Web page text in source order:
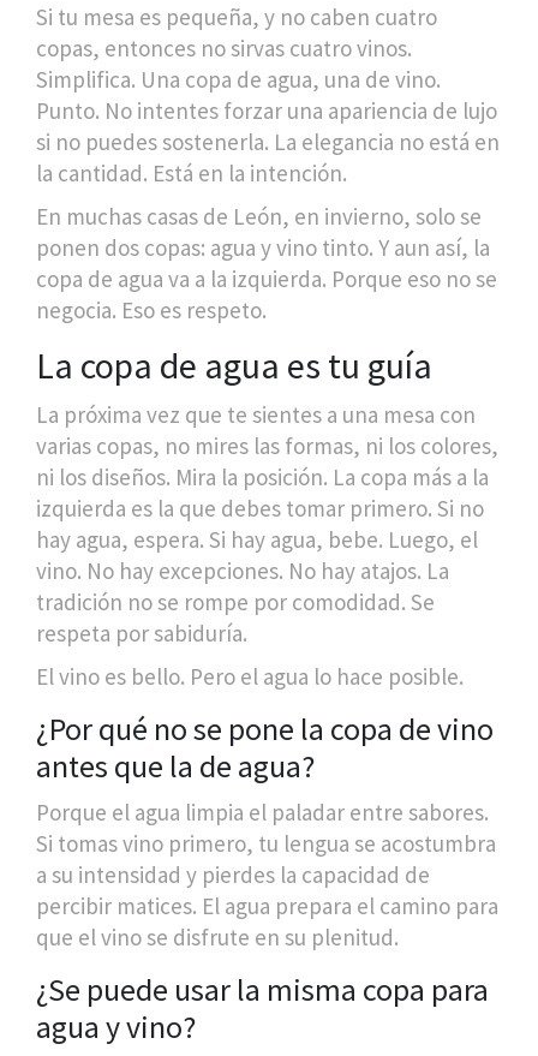
Si tu mesa es pequeña, y no caben cuatro
copas, entonces no sirvas cuatro vinos.
Simplifica. Una copa de agua, una de vino.
Punto. No intentes forzar una apariencia de lujo
si no puedes sostenerla. La elegancia no está en
la cantidad. Está en la intención.
En muchas casas de León, en invierno, solo se
ponen dos copas: agua y vino tinto. Y aun así, la
copa de agua va a la izquierda. Porque eso no se
negocia. Eso es respeto.
La copa de agua es tu guía
La próxima vez que te sientes a una mesa con
varias copas, no mires las formas, ni los colores,
ni los diseños. Mira la posición. La copa más a la
izquierda es la que debes tomar primero. Si no
hay agua, espera. Si hay agua, bebe. Luego, el
vino. No hay excepciones. No hay atajos. La
tradición no se rompe por comodidad. Se
respeta por sabiduría.
El vino es bello. Pero el agua lo hace posible.
¿Por qué no se pone la copa de vino
antes que la de agua?
Porque el agua limpia el paladar entre sabores.
Si tomas vino primero, tu lengua se acostumbra
a su intensidad y pierdes la capacidad de
percibir matices. El agua prepara el camino para
que el vino se disfrute en su plenitud.
¿Se puede usar la misma copa para
agua y vino?